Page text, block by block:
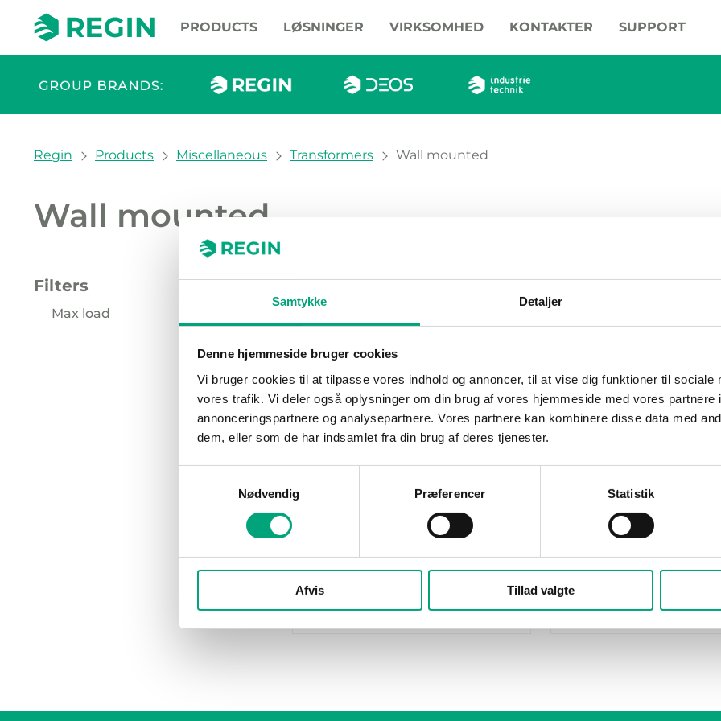
Samtykke Detaljer
Denne hjemmeside bruger cookies
Vi bruger cookies til at tilpasse vores indhold og annoncer, til at vise dig funktioner til sociale
vores trafik. Vi deler også oplysninger om din brug af vores hjemmeside med vores partnere
annonceringspartnere og analysepartnere. Vores partnere kan kombinere disse data med
dem, eller som de har indsamlet fra din brug af deres tjenester.
Nødvendig
Præferencer Statistik
Afvis Tillad valgte
PRODUCTS LØSNINGER VIRKSOMHED KONTAKTER SUPPORT
You are here:
Regin Products Miscellaneous Transformers Wall mounted
Wall mounted
Filters
Max load
REGIN
TRAFO150
Transformer, wall mounted
II
Temperature class
REGIN
Transformer
Max load
Isolation class
II
Temperature class